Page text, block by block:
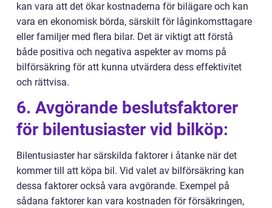
kan vara att det ökar kostnaderna för bilägare och kan
vara en ekonomisk börda, särskilt för låginkomsttagare
eller familjer med flera bilar. Det är viktigt att förstå
både positiva och negativa aspekter av moms på
bilförsäkring för att kunna utvärdera dess effektivitet
och rättvisa.
6. Avgörande beslutsfaktorer
för bilentusiaster vid bilköp:
Bilentusiaster har särskilda faktorer i åtanke när det
kommer till att köpa bil. Vid valet av bilförsäkring kan
dessa faktorer också vara avgörande. Exempel på
sådana faktorer kan vara kostnaden för försäkringen,